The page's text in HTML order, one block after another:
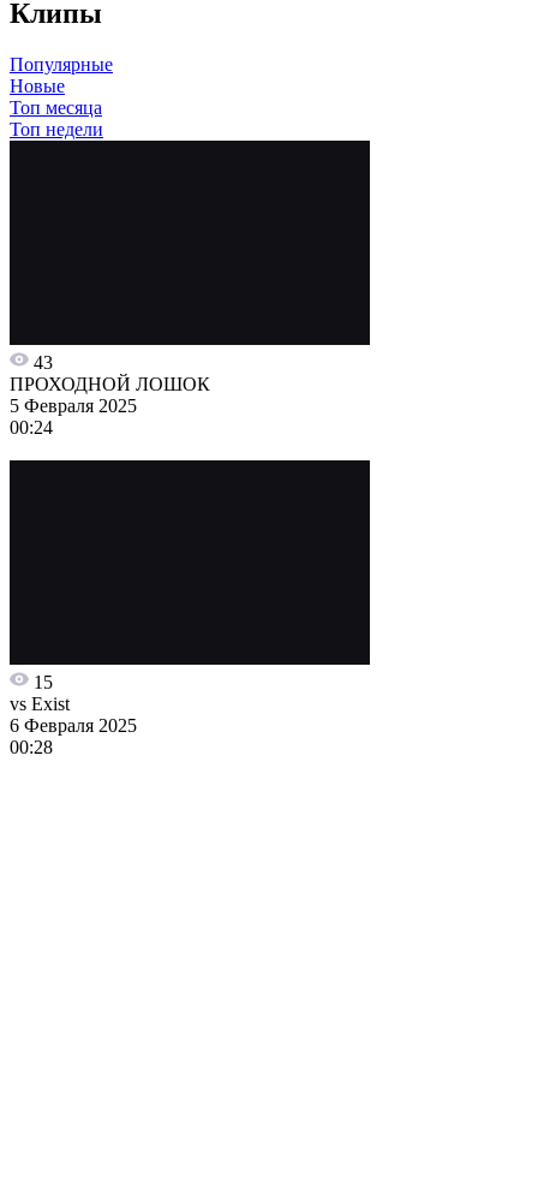
Клипы
Популярные
Новые
Топ месяца
Топ недели
43
ПРОХОДНОЙ ЛОШОК
5 Февраля 2025
00:24
15
vs Exist
6 Февраля 2025
00:28